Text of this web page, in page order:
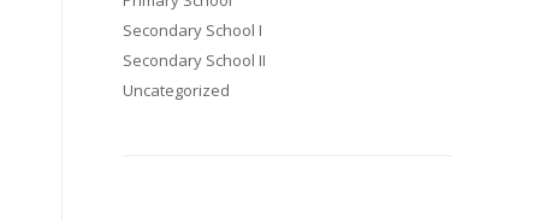
Secondary School I
Secondary School II
Uncategorized